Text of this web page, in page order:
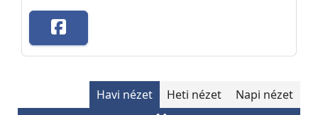
Havi nézet Heti nézet Napi nézet